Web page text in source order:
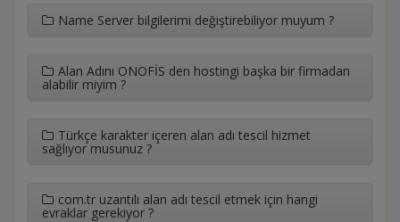
Name Server bilgilerimi değiştirebiliyor muyum ?
Alan Adını ONOFİS den hostingi başka bir firmadan
alabilir miyim ?
Türkçe karakter içeren alan adı tescil hizmet
sağlıyor musunuz ?
com.tr uzantılı alan adı tescil etmek için hangi
evraklar gerekiyor ?